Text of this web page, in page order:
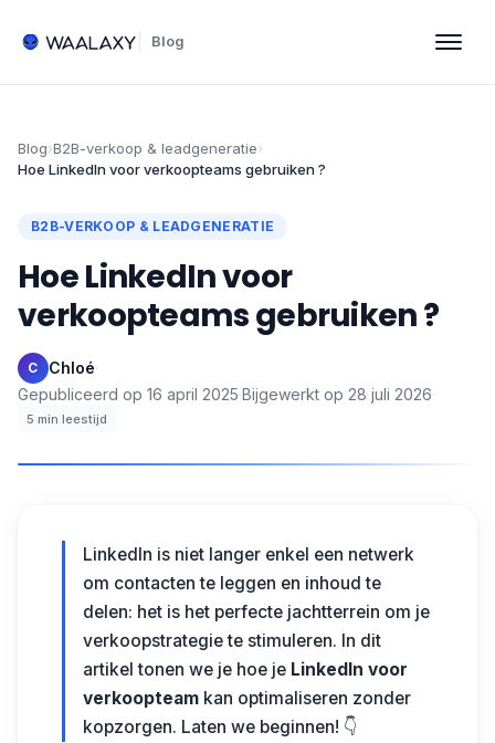
Blog
Blog›B2B-verkoop & leadgeneratie›
Hoe LinkedIn voor verkoopteams gebruiken ?
B2B-VERKOOP & LEADGENERATIE
Hoe LinkedIn voor
verkoopteams gebruiken ?
C Chloé·
Gepubliceerd op 16 april 2025·Bijgewerkt op 28 juli 2026·
5 min leestijd
LinkedIn is niet langer enkel een netwerk
om contacten te leggen en inhoud te
delen: het is het perfecte jachtterrein om je
verkoopstrategie te stimuleren. In dit
artikel tonen we je hoe je LinkedIn voor
verkoopteam kan optimaliseren zonder
kopzorgen. Laten we beginnen! 👇